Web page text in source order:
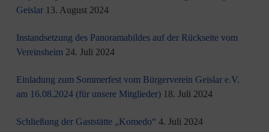
Geislar 13. August 2024
Instandsetzung des Panoramabildes auf der Rückseite vom
Vereinsheim 24. Juli 2024
Einladung zum Sommerfest vom Bürgerverein Geislar e.V.
am 16.08.2024 (für unsere Mitglieder) 18. Juli 2024
Schließung der Gaststätte „Komedo“ 4. Juli 2024